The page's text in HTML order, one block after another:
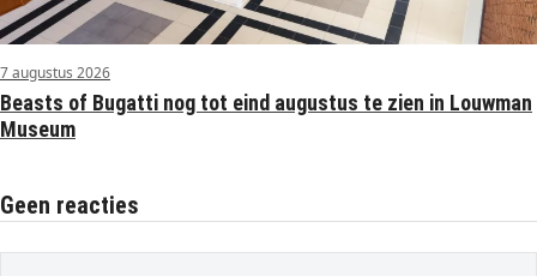
7 augustus 2026
Beasts of Bugatti nog tot eind augustus te zien in Louwman
Museum
Geen reacties